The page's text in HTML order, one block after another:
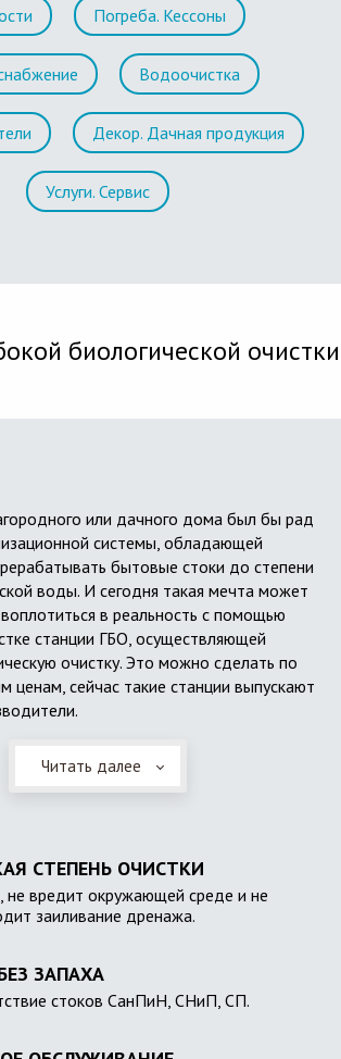
Погреба. Кессоны
Водоочистка
Декор. Дачная продукция
Услуги. Сервис
биологической очистки
или дачного дома был бы рад
системы, обладающей
бытовые стоки до степени
воды. И сегодня такая мечта может
в реальность с помощью
станции ГБО, осуществляющей
очистку. Это можно сделать по
ценам, сейчас такие станции выпускают
Читать далее
СТЕПЕНЬ ОЧИСТКИ
не вредит окружающей среде и не
заиливание дренажа.
ЗАПАХА
стоков СанПиН, СНиП, СП.